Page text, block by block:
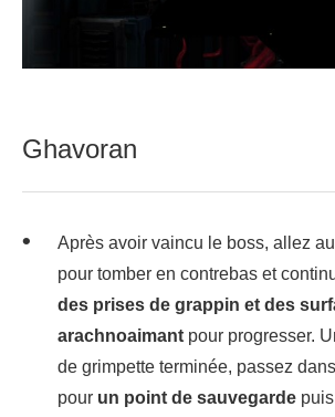
Ghavoran
Après avoir vaincu le boss, allez
pour tomber en contrebas et
des prises de grappin et des
arachnoaimant pour progresser.
de grimpette terminée, passez
pour un point de sauvegarde